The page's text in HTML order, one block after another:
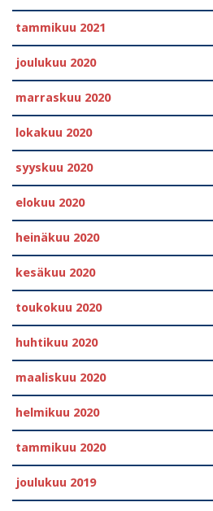
tammikuu 2021
joulukuu 2020
marraskuu 2020
lokakuu 2020
syyskuu 2020
elokuu 2020
heinäkuu 2020
kesäkuu 2020
toukokuu 2020
huhtikuu 2020
maaliskuu 2020
helmikuu 2020
tammikuu 2020
joulukuu 2019